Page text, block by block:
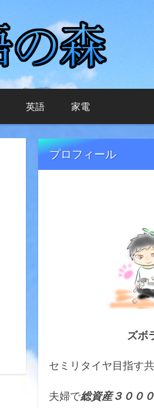
英語 家電
プロフィール
ズボ
セミリタイヤ目指す
夫婦で総資産３００